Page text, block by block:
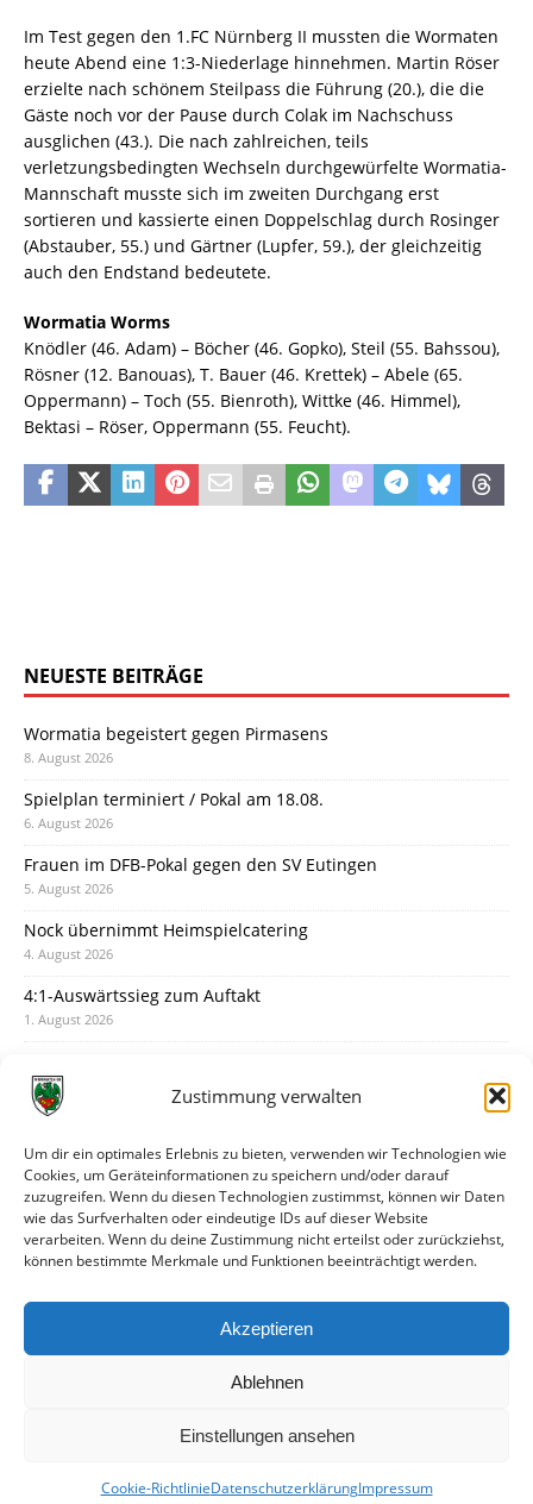
Zustimmung verwalten
Um dir ein optimales Erlebnis zu bieten, verwenden wir Technologien wie
Cookies, um Geräteinformationen zu speichern und/oder darauf
zuzugreifen. Wenn du diesen Technologien zustimmst, können wir Daten
wie das Surfverhalten oder eindeutige IDs auf dieser Website
verarbeiten. Wenn du deine Zustimmung nicht erteilst oder zurückziehst,
können bestimmte Merkmale und Funktionen beeinträchtigt werden.
Akzeptieren
Ablehnen
Einstellungen ansehen
Cookie-RichtlinieDatenschutzerklärungImpressum
Im Test gegen den 1.FC Nürnberg II mussten die Wormaten
heute Abend eine 1:3-Niederlage hinnehmen. Martin Röser
erzielte nach schönem Steilpass die Führung (20.), die die
Gäste noch vor der Pause durch Colak im Nachschuss
ausglichen (43.). Die nach zahlreichen, teils
verletzungsbedingten Wechseln durchgewürfelte Wormatia-
Mannschaft musste sich im zweiten Durchgang erst
sortieren und kassierte einen Doppelschlag durch Rosinger
(Abstauber, 55.) und Gärtner (Lupfer, 59.), der gleichzeitig
auch den Endstand bedeutete.
Wormatia Worms
Knödler (46. Adam) – Böcher (46. Gopko), Steil (55. Bahssou),
Rösner (12. Banouas), T. Bauer (46. Krettek) – Abele (65.
Oppermann) – Toch (55. Bienroth), Wittke (46. Himmel),
Bektasi – Röser, Oppermann (55. Feucht).
NEUESTE BEITRÄGE
Wormatia begeistert gegen Pirmasens
8. August 2026
Spielplan terminiert / Pokal am 18.08.
6. August 2026
Frauen im DFB-Pokal gegen den SV Eutingen
5. August 2026
Nock übernimmt Heimspielcatering
4. August 2026
4:1-Auswärtssieg zum Auftakt
1. August 2026
31. Juli 2026
30. Juli 2026
Deine Spielminute: 89+1
28. Juli 2026
Neuer Rückensponsor
Neue Podcast-Folge: So tickt Björn!
27. Juli 2026
© VfR Wormatia Worms